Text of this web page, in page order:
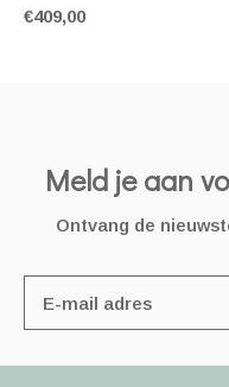
€409,00
Meld je aan
Ontvang de